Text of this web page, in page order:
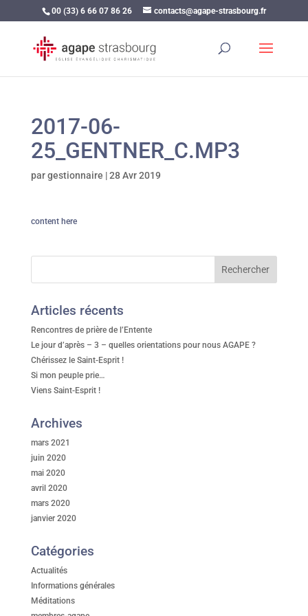
00 (33) 6 66 07 86 26 contacts@agape-strasbourg.fr
2017-06-
25_GENTNER_C.MP3
pargestionnaire |28 Avr 2019
content here
Articles récents
Rencontres de prière de l’Entente
Le jour d’après – 3 – quelles orientations pour nous AGAPE ?
Chérissez le Saint-Esprit !
Si mon peuple prie…
Viens Saint-Esprit !
Archives
mars 2021
juin 2020
mai 2020
avril 2020
mars 2020
janvier 2020
Catégories
Actualités
Informations générales
Méditations